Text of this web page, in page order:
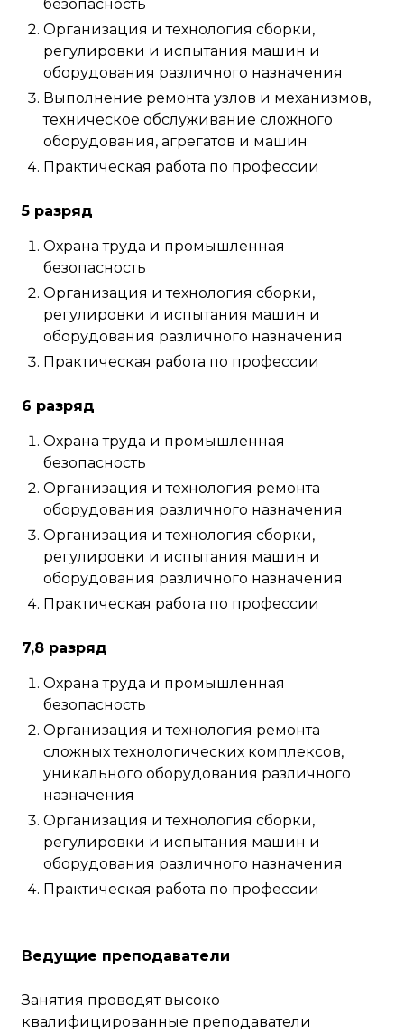
безопасность
Организация и технология сборки,
регулировки и испытания машин и
оборудования различного назначения
Выполнение ремонта узлов и механизмов,
техническое обслуживание сложного
оборудования, агрегатов и машин
Практическая работа по профессии
5 разряд
Охрана труда и промышленная
безопасность
Организация и технология сборки,
регулировки и испытания машин и
оборудования различного назначения
Практическая работа по профессии
6 разряд
Охрана труда и промышленная
безопасность
Организация и технология ремонта
оборудования различного назначения
Организация и технология сборки,
регулировки и испытания машин и
оборудования различного назначения
Практическая работа по профессии
7,8 разряд
Охрана труда и промышленная
безопасность
Организация и технология ремонта
сложных технологических комплексов,
уникального оборудования различного
назначения
Организация и технология сборки,
регулировки и испытания машин и
оборудования различного назначения
Практическая работа по профессии
Ведущие преподаватели
Занятия проводят высоко
квалифицированные преподаватели